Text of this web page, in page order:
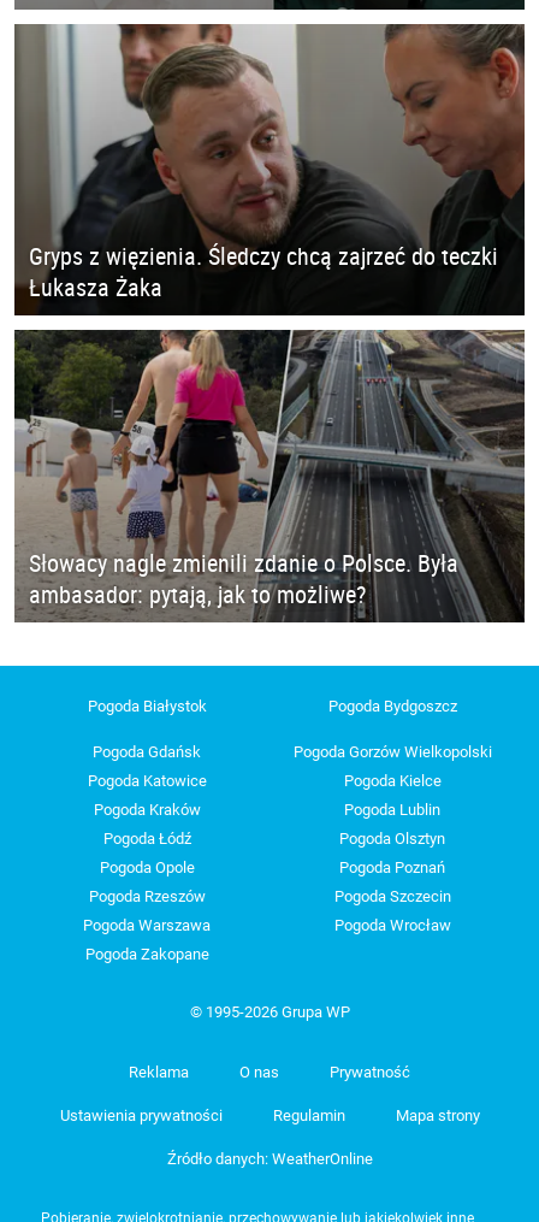
Gryps z więzienia. Śledczy chcą zajrzeć do teczki
Łukasza Żaka
Słowacy nagle zmienili zdanie o Polsce. Była
ambasador: pytają, jak to możliwe?
Pogoda Białystok Pogoda Bydgoszcz
Pogoda Gdańsk
Pogoda Gorzów Wielkopolski
Pogoda Katowice
Pogoda Kielce
Pogoda Kraków
Pogoda Lublin
Pogoda Łódź
Pogoda Olsztyn
Pogoda Opole
Pogoda Poznań
Pogoda Rzeszów
Pogoda Szczecin
Pogoda Warszawa
Pogoda Wrocław
Pogoda Zakopane
© 1995-2026 Grupa WP
Reklama O nas Prywatność
Ustawienia prywatności Regulamin Mapa strony
Źródło danych: WeatherOnline
Pobieranie, zwielokrotnianie, przechowywanie lub jakiekolwiek inne